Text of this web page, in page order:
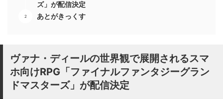
ズ」が配信決定
あとがきっくす
ヴァナ・ディールの世界観で展開されるスマ
ホ向けRPG「ファイナルファンタジーグラン
ドマスターズ」が配信決定